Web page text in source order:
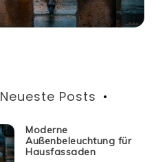
Neueste Posts
Moderne
Außenbeleuchtung für
Hausfassaden